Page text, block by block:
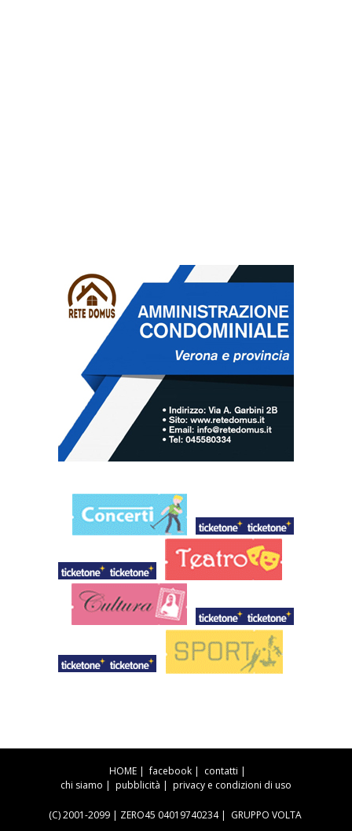
HOME | facebook | contatti |
chi siamo | pubblicità | privacy e condizioni di uso
(C) 2001-2099 | ZERO45 04019740234 | GRUPPO VOLTA